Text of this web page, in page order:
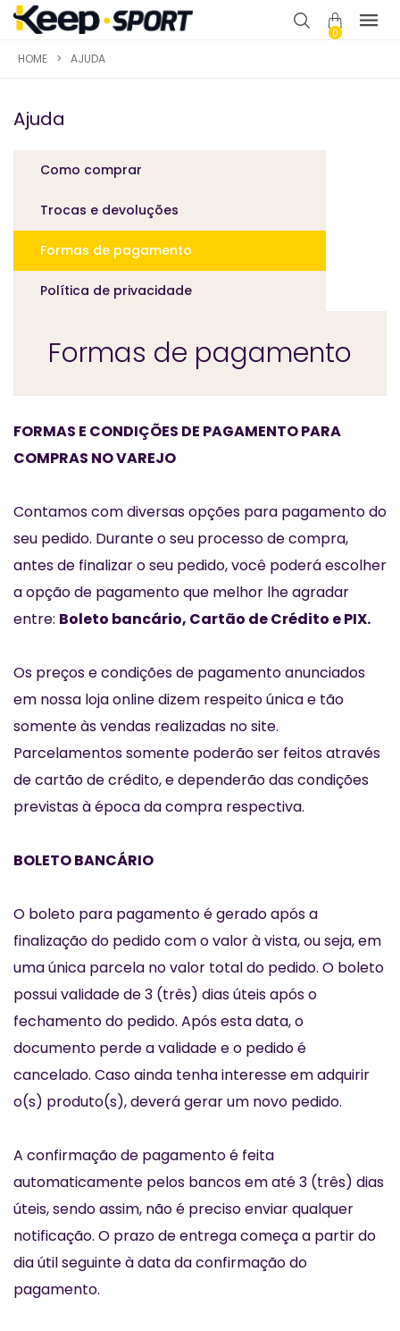
0
HOME > AJUDA
Ajuda
Como comprar
Trocas e devoluções
Formas de pagamento
Política de privacidade
Formas de pagamento
FORMAS E CONDIÇÕES DE PAGAMENTOPARA
COMPRAS NO VAREJO
Contamos com diversas opções para pagamento do
seu pedido. Durante o seu processo de compra,
antes de finalizar o seu pedido, você poderá escolher
a opção de pagamento que melhor lhe agradar
entre: Boleto bancário, Cartão de Crédito e PIX.
Os preços e condições de pagamento anunciados
em nossa loja online dizem respeito única e tão
somente às vendas realizadas no site.
Parcelamentos somente poderão ser feitos através
de cartão de crédito, e dependerão das condições
previstas à época da compra respectiva.
BOLETO BANCÁRIO
O boleto para pagamento é gerado após a
finalização do pedido com o valor à vista, ou seja, em
uma única parcela no valor total do pedido. O boleto
possui validade de 3 (três) dias úteis após o
fechamento do pedido. Após esta data, o
documento perde a validade e o pedido é
cancelado. Caso ainda tenha interesse em adquirir
o(s) produto(s), deverá gerar um novo pedido.
A confirmação de pagamento é feita
automaticamente pelos bancos em até 3 (três) dias
úteis, sendo assim, não é preciso enviar qualquer
notificação. O prazo de entrega começa a partir do
dia útil seguinte à data da confirmação do
pagamento.